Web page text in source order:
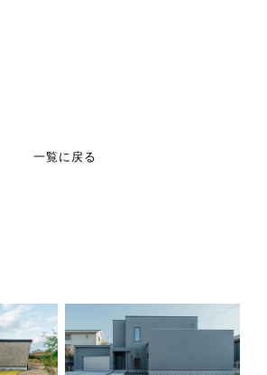
一覧に戻る